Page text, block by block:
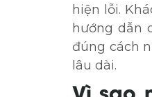
hiện lỗi.
hướng dẫn
đúng cách
lâu dài.